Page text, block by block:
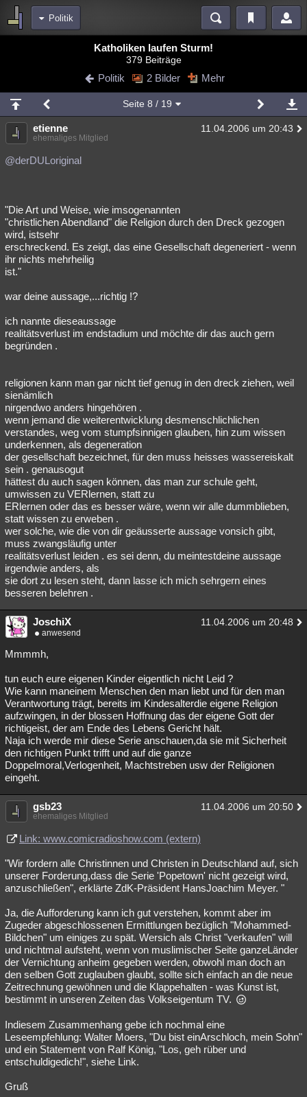
Politik
Blogs Videos
Chat Wiki Neuigkeiten
meine Rubriken
Menschen Mystery Kriminalfälle
Spiritualität Verschwörungen
weitere Rubriken
Philosophie Träume Orte Esoterik Literatur
Astronomie Helpdesk Gruppen Gaming Filme
Übersichten
Besucht Teilgenommen
Lesenswert
Katholiken laufen Sturm!
379 Beiträge
Politik 2 Bilder Mehr
Seite 8 / 19
etienne 11.04.2006 um 20:43
ehemaliges Mitglied
@derDULoriginal
"Die Art und Weise, wie imsogenannten
"christlichen Abendland" die Religion durch den Dreck gezogen
wird, istsehr
erschreckend. Es zeigt, das eine Gesellschaft degeneriert - wenn
ihr nichts mehrheilig
ist."
war deine aussage,...richtig !?
ich nannte dieseaussage
realitätsverlust im endstadium und möchte dir das auch gern
begründen .
religionen kann man gar nicht tief genug in den dreck ziehen, weil
sienämlich
nirgendwo anders hingehören .
wenn jemand die weiterentwicklung desmenschlichlichen
verstandes, weg vom stumpfsinnigen glauben, hin zum wissen
underkennen, als degeneration
der gesellschaft bezeichnet, für den muss heisses wassereiskalt
sein . genausogut
hättest du auch sagen können, das man zur schule geht,
umwissen zu VERlernen, statt zu
ERlernen oder das es besser wäre, wenn wir alle dummblieben,
statt wissen zu erweben .
wer solche, wie die von dir geäusserte aussage vonsich gibt,
muss zwangsläufig unter
realitätsverlust leiden . es sei denn, du meintestdeine aussage
irgendwie anders, als
sie dort zu lesen steht, dann lasse ich mich sehrgern eines
besseren belehren .
JoschiX 11.04.2006 um 20:48
anwesend
Mmmmh,
tun euch eure eigenen Kinder eigentlich nicht Leid ?
Wie kann maneinem Menschen den man liebt und für den man
Verantwortung trägt, bereits im Kindesalterdie eigene Religion
aufzwingen, in der blossen Hoffnung das der eigene Gott der
richtigeist, der am Ende des Lebens Gericht hält.
Naja ich werde mir diese Serie anschauen,da sie mit Sicherheit
den richtigen Punkt trifft und auf die ganze
Doppelmoral,Verlogenheit, Machtstreben usw der Religionen
eingeht.
gsb23 11.04.2006 um 20:50
ehemaliges Mitglied
Link: www.comicradioshow.com (extern)
"Wir fordern alle Christinnen und Christen in Deutschland auf, sich
unserer Forderung,dass die Serie 'Popetown' nicht gezeigt wird,
anzuschließen", erklärte ZdK-Präsident HansJoachim Meyer. "
Ja, die Aufforderung kann ich gut verstehen, kommt aber im
Zugeder abgeschlossenen Ermittlungen bezüglich "Mohammed-
Bildchen" um einiges zu spät. Wersich als Christ "verkaufen" will
und nichtmal aufsteht, wenn von muslimischer Seite ganzeLänder
der Vernichtung anheim gegeben werden, obwohl man doch an
den selben Gott zuglauben glaubt, sollte sich einfach an die neue
Zeitrechnung gewöhnen und die Klappehalten - was Kunst ist,
bestimmt in unseren Zeiten das Volkseigentum TV.
Indiesem Zusammenhang gebe ich nochmal eine
Leseempfehlung: Walter Moers, "Du bist einArschloch, mein Sohn"
und ein Statement von Ralf König, "Los, geh rüber und
entschuldigedich!", siehe Link.
Gruß